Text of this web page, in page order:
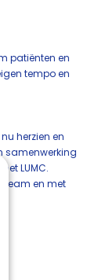
patiënten en
tempo en
herzien en
samenwerking
LUMC.
team en met